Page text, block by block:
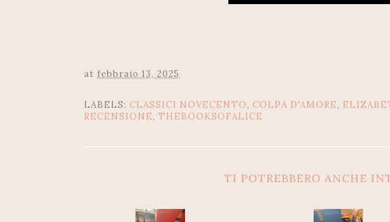
at febbraio 13, 2025
LABELS: CLASSICI NOVECENTO, COLPA D'AMORE,
RECENSIONE, THEBOOKSOFALICE
TI POTREBBERO ANCHE